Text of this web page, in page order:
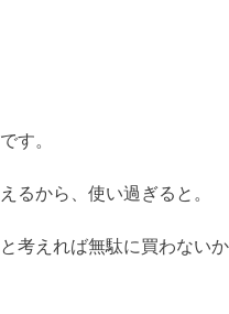
す。
るから、使い過ぎると。
考えれば無駄に買わないか